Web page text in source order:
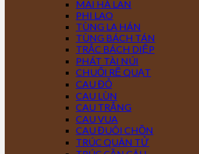
MAI HÀ LAN
PHI LAO
TÙNG LA HÁN
TÙNG BÁCH TÁN
TRẮC BÁCH DIỆP
PHÁT TÀI NÚI
CHUỐI RẼ QUẠT
CAU ĐỎ
CAU LÙN
CAU TRẮNG
CAU VUA
CAU ĐUÔI CHỒN
TRÚC QUÂN TỬ